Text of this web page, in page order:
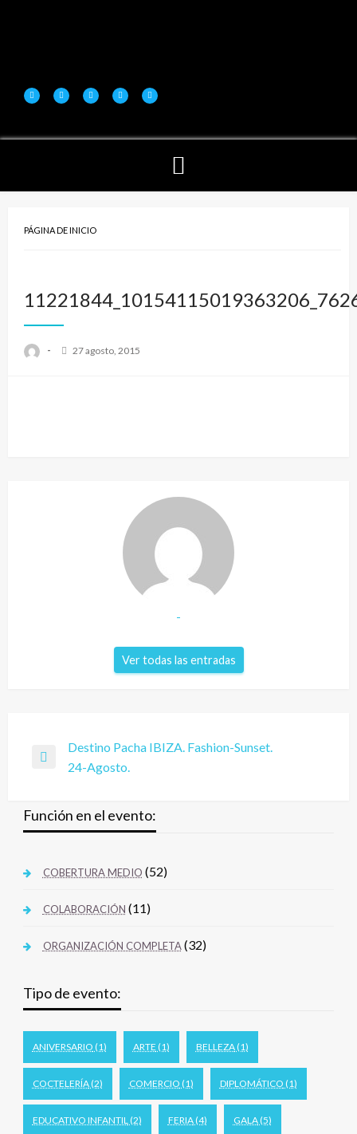
PÁGINA DE INICIO
- 27 agosto, 2015
-
Ver todas las entradas
Destino Pacha IBIZA. Fashion-Sunset.
24-Agosto.
Función en el evento:
COBERTURA MEDIO (52)
COLABORACIÓN (11)
ORGANIZACIÓN COMPLETA(32)
Tipo de evento:
ANIVERSARIO (1) ARTE (1) BELLEZA(1)
COCTELERÍA(2) COMERCIO (1) DIPLOMÁTICO (1)
EDUCATIVO INFANTIL (2) FERIA(4) GALA(5)